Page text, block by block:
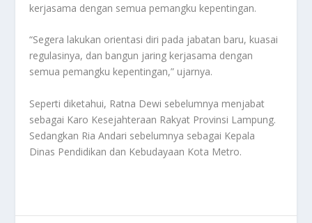
kerjasama dengan semua pemangku kepentingan.
“Segera lakukan orientasi diri pada jabatan baru, kuasai
regulasinya, dan bangun jaring kerjasama dengan
semua pemangku kepentingan,” ujarnya.
Seperti diketahui, Ratna Dewi sebelumnya menjabat
sebagai Karo Kesejahteraan Rakyat Provinsi Lampung.
Sedangkan Ria Andari sebelumnya sebagai Kepala
Dinas Pendidikan dan Kebudayaan Kota Metro.